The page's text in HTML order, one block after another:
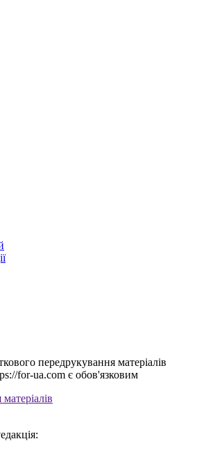
передрукування матеріалів
for-ua.com є обов'язковим